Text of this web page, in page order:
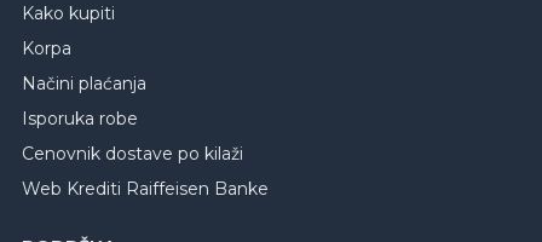
Kako kupiti
Korpa
Načini plaćanja
Isporuka robe
Cenovnik dostave po kilaži
Web Krediti Raiffeisen Banke